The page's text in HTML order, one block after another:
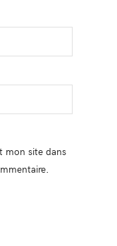
mon site dans